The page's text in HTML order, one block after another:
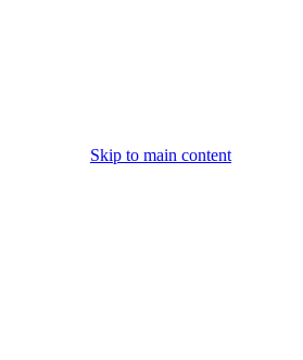
Skip to main content